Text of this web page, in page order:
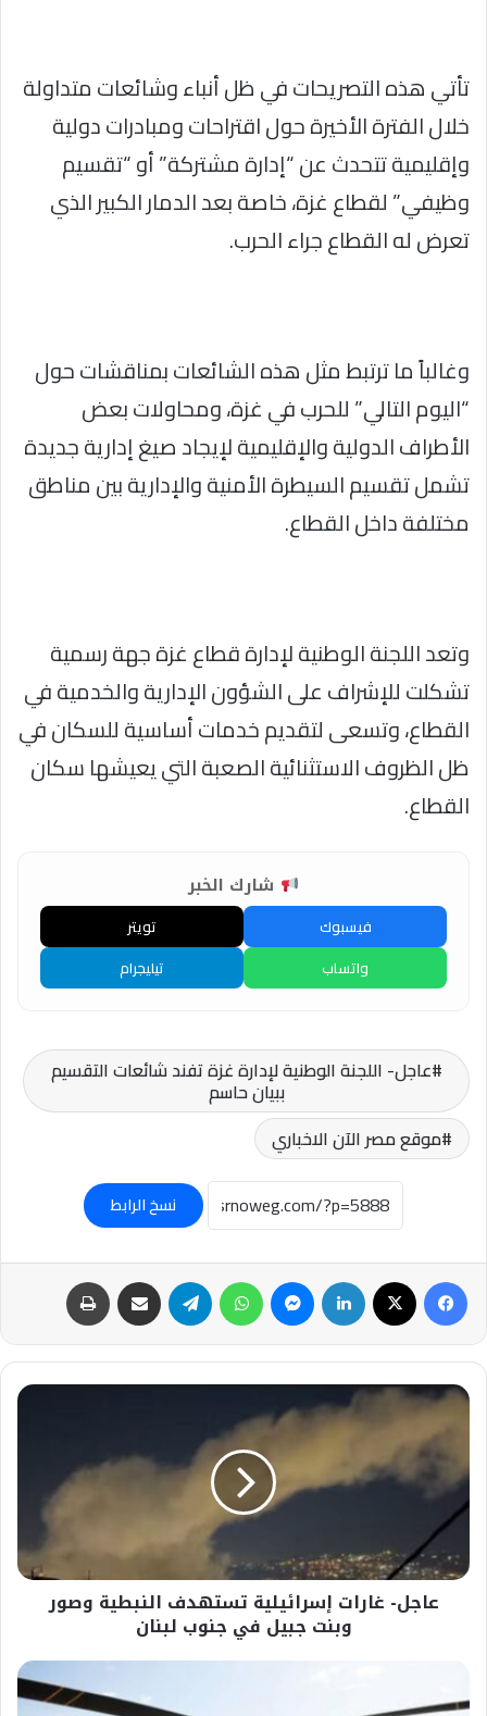
تأتي هذه التصريحات في ظل أنباء وشائعات متداولة
خلال الفترة الأخيرة حول اقتراحات ومبادرات دولية
وإقليمية تتحدث عن “إدارة مشتركة” أو “تقسيم
وظيفي” لقطاع غزة، خاصة بعد الدمار الكبير الذي
تعرض له القطاع جراء الحرب.
وغالباً ما ترتبط مثل هذه الشائعات بمناقشات حول
“اليوم التالي” للحرب في غزة، ومحاولات بعض
الأطراف الدولية والإقليمية لإيجاد صيغ إدارية جديدة
تشمل تقسيم السيطرة الأمنية والإدارية بين مناطق
مختلفة داخل القطاع.
وتعد اللجنة الوطنية لإدارة قطاع غزة جهة رسمية
تشكلت للإشراف على الشؤون الإدارية والخدمية في
القطاع، وتسعى لتقديم خدمات أساسية للسكان في
ظل الظروف الاستثنائية الصعبة التي يعيشها سكان
القطاع.
شارك الخبر
فيسبوك
تويتر
واتساب
تيليجرام
عاجل- اللجنة الوطنية لإدارة غزة تفند شائعات التقسيم
ببيان حاسم
موقع مصر الآن الاخباري
نسخ الرابط
فيسبوك لينكدإن ماسنجر واتساب تيلقرام مشاركة عبر البريد
عاجل-
غارات
إسرائيلية
تستهدف
النبطية
وصور
وبنت
جبيل
في
عاجل- غارات إسرائيلية تستهدف النبطية وصور
وبنت جبيل في جنوب لبنان